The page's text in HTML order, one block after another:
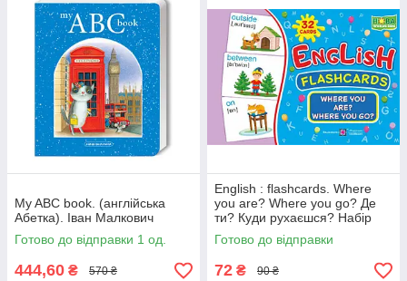
My ABC book. (англійська
Абетка). Іван Малкович
Готово до відправки 1 од.
444,60 ₴ 570 ₴
English : flashcards. Where
you are? Where you go? Де
ти? Куди рухаєшся? Набір
карток англійською мовою
Готово до відправки
72 ₴ 90 ₴